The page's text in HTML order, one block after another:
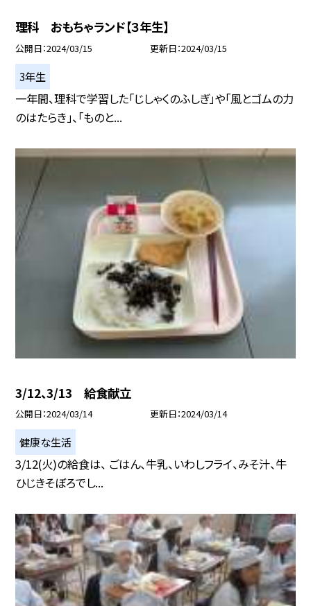
理科 おもちゃランド【３年生】
公開日 2024/03/15 更新日 2024/03/15
3年生
一年間、理科で学習した「じしゃくのふしぎ」や「風とゴムの力
のはたらき」、「ものと...
3/12、3/13 給食献立
公開日 2024/03/14 更新日 2024/03/14
健康な生活
3/12(火)の給食は、 ごはん、牛乳、いわしフライ、みそ汁、牛
ひじきそぼろでし...